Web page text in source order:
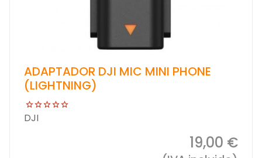
ADAPTADOR DJI MIC MINI PHONE
(LIGHTNING)
DJI
19,00 €